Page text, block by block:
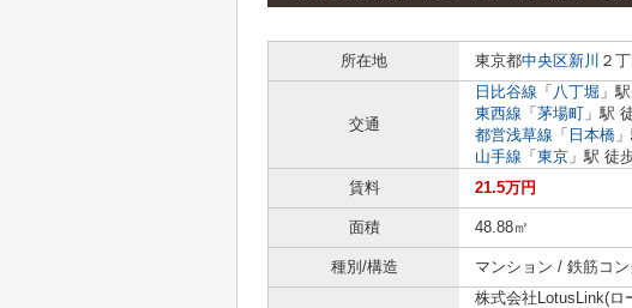
所在地
東京都中央区新川 ２
交通
日比谷線 「 八丁堀 」
東西線 「 茅場町 」駅
都営浅草線 「 日本橋
山手線 「 東京 」駅 徒
賃料
21.5万円
面積 48.88㎡
種別/構造 マンション / 鉄筋コン
株式会社LotusLink(ロ